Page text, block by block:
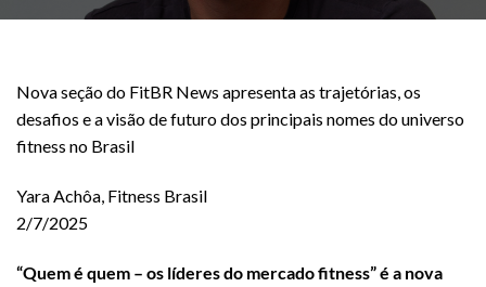
Nova seção do FitBR News apresenta as trajetórias, os
desafios e a visão de futuro dos principais nomes do universo
fitness no Brasil
Yara Achôa, Fitness Brasil
2/7/2025
“Quem é quem – os líderes do mercado fitness” é a nova